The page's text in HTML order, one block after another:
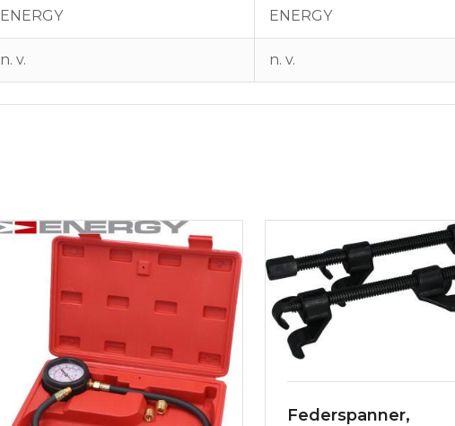
ENERGY ENERGY
n. v. n. v.
Federspanner,